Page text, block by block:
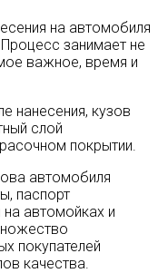
на автомобиля
занимает не
важное, время и
нанесения, кузов
слой
покрытии.
автомобиля
паспорт
автомойках и
покупателей
качества.